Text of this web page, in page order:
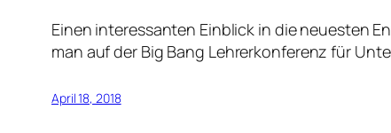
Einen interessanten Einblick in die neuesten
man auf der Big Bang Lehrerkonferenz für
April 18, 2018